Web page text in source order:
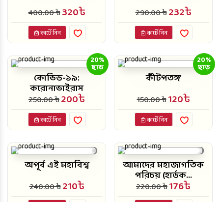
400.00 ৳320৳
কার্টে নিন
290.00 ৳232৳
কার্টে নিন
20%
ছাড়
কোভিড-১৯:
করোনাভাইরাস
250.00 ৳200৳
কার্টে নিন
20%
ছাড়
কীটপতঙ্গ
150.00 ৳120৳
কার্টে নিন
অপূর্ব এই মহাবিশ্ব
240.00 ৳210৳
আমাদের মহাজাগতিক
পরিচয় (হার্ডক...
220.00 ৳176৳